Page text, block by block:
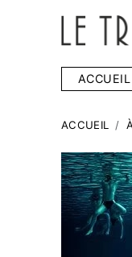
ACCUEIL
ACCUEIL